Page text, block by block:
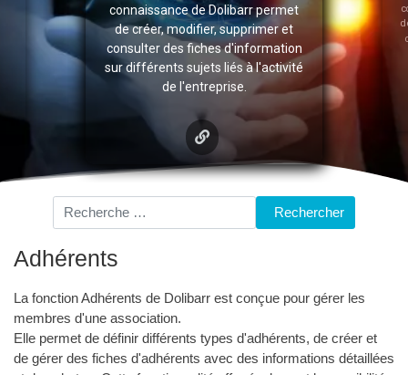
connaissance de Dolibarr permet
de créer, modifier, supprimer et
consulter des fiches d'information
sur différents sujets liés à l'activité
de l'entreprise.
Rechercher Rechercher
Adhérents
La fonction Adhérents de Dolibarr est conçue pour gérer les
membres d'une association.
Elle permet de définir différents types d'adhérents, de créer et
de gérer des fiches d'adhérents avec des informations détaillées